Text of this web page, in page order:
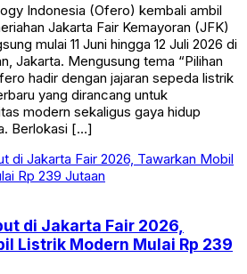
Indonesia (Ofero) kembali ambil
Jakarta Fair Kemayoran (JFK)
mulai 11 Juni hingga 12 Juli 2026 di
Jakarta. Mengusung tema “Pilihan
hadir dengan jajaran sepeda listrik
yang dirancang untuk
modern sekaligus gaya hidup
Berlokasi […]
di Jakarta Fair 2026,
Listrik Modern Mulai Rp 239